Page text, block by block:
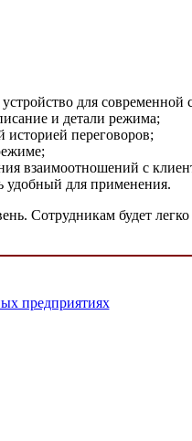
для современной
и детали режима;
историей переговоров;
взаимоотношений с
удобный для применения.
Сотрудникам будет
предприятиях